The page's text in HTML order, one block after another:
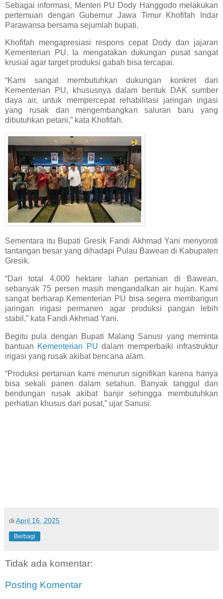
Sebagai informasi, Menteri PU Dody Hanggodo melakukan
pertemuan dengan Gubernur Jawa Timur Khofifah Indar
Parawansa bersama sejumlah bupati.
Khofifah mengapresiasi respons cepat Dody dan jajaran
Kementerian PU. Ia mengatakan dukungan pusat sangat
krusial agar target produksi gabah bisa tercapai.
“Kami sangat membutuhkan dukungan konkret dari
Kementerian PU, khususnya dalam bentuk DAK sumber
daya air, untuk mempercepat rehabilitasi jaringan irigasi
yang rusak dan mengembangkan saluran baru yang
dibutuhkan petani,” kata Khofifah.
Sementara itu Bupati Gresik Fandi Akhmad Yani menyoroti
tantangan besar yang dihadapi Pulau Bawean di Kabupaten
Gresik.
“Dari total 4.000 hektare lahan pertanian di Bawean,
sebanyak 75 persen masih mengandalkan air hujan. Kami
sangat berharap Kementerian PU bisa segera membangun
jaringan irigasi permanen agar produksi pangan lebih
stabil,” kata Fandi Akhmad Yani.
Begitu pula dengan Bupati Malang Sanusi yang meminta
bantuan Kementerian PU dalam memperbaiki infrastruktur
irigasi yang rusak akibat bencana alam.
“Produksi pertanian kami menurun signifikan karena hanya
bisa sekali panen dalam setahun. Banyak tanggul dan
bendungan rusak akibat banjir sehingga membutuhkan
perhatian khusus dari pusat,” ujar Sanusi.
diApril 16, 2025
Berbagi
Tidak ada komentar:
Posting Komentar